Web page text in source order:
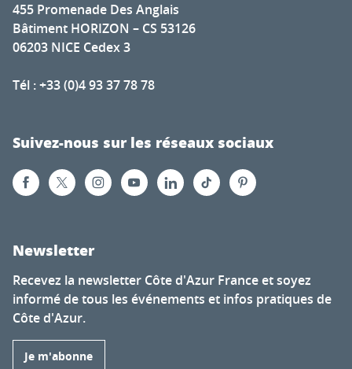
455 Promenade Des Anglais
Bâtiment HORIZON – CS 53126
06203 NICE Cedex 3
Tél : +33 (0)4 93 37 78 78
Suivez-nous sur les réseaux sociaux
Newsletter
Recevez la newsletter Côte d'Azur France et soyez
informé de tous les événements et infos pratiques de
Côte d'Azur.
Je m'abonne